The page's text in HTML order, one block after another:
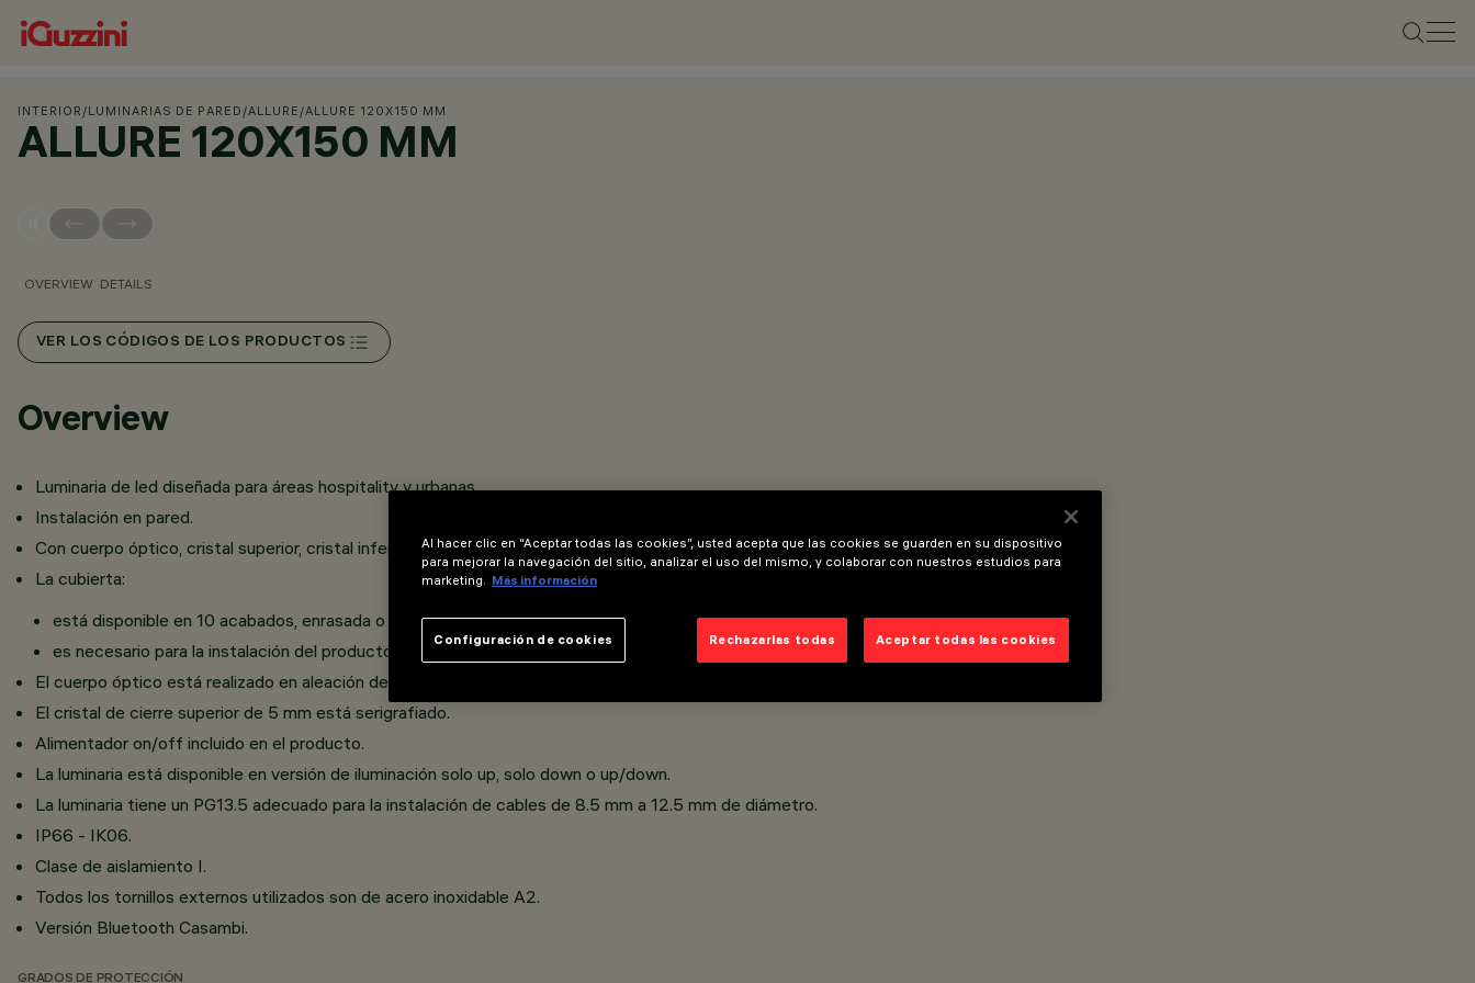
INTERIOR /LUMINARIAS DE PARED /ALLURE /ALLURE 120X150 MM
ALLURE 120X150 MM
OVERVIEW DETAILS
VER LOS CÓDIGOS DE LOS PRODUCTOS
Overview
Luminaria de led diseñada para áreas hospitality y urbanas.
Instalación en pared.
Con cuerpo óptico, cristal superior, cristal inferior y cárter.
La cubierta:
está disponible en 10 acabados, enrasada o con borde visible.
es necesario para la instalación del producto y debe pedirse por separado.
El cuerpo óptico está realizado en aleación de aluminio y se ha sometido a un proceso de pretratamiento multietapa.
El cristal de cierre superior de 5 mm está serigrafiado.
Alimentador on/off incluido en el producto.
La luminaria está disponible en versión de iluminación solo up, solo down o up/down.
La luminaria tiene un PG13.5 adecuado para la instalación de cables de 8.5 mm a 12.5 mm de diámetro.
IP66 - IK06.
Clase de aislamiento I.
Todos los tornillos externos utilizados son de acero inoxidable A2.
Versión Bluetooth Casambi.
GRADOS DE PROTECCIÓN
Al hacer clic en “Aceptar todas las cookies”, usted acepta que las cookies se guarden en su dispositivo
para mejorar la navegación del sitio, analizar el uso del mismo, y colaborar con nuestros estudios para
marketing. Más información
Rechazarlas todas Aceptar todas las cookies
Configuración de cookies